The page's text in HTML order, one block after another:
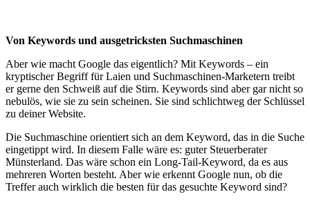
Von Keywords und ausgetricksten Suchmaschinen
Aber wie macht Google das eigentlich? Mit Keywords – ein
kryptischer Begriff für Laien und Suchmaschinen-Marketern treibt
er gerne den Schweiß auf die Stirn. Keywords sind aber gar nicht so
nebulös, wie sie zu sein scheinen. Sie sind schlichtweg der Schlüssel
zu deiner Website.
Die Suchmaschine orientiert sich an dem Keyword, das in die Suche
eingetippt wird. In diesem Falle wäre es: guter Steuerberater
Münsterland. Das wäre schon ein Long-Tail-Keyword, da es aus
mehreren Worten besteht. Aber wie erkennt Google nun, ob die
Treffer auch wirklich die besten für das gesuchte Keyword sind?